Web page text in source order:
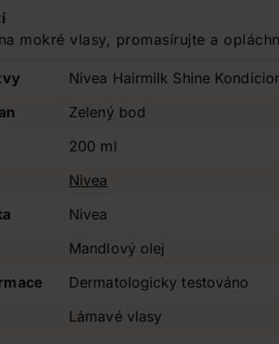
mokré vlasy, promasírujte a
Nivea Hairmilk Shine
Zelený bod
200 ml
Nivea
Nivea
Mandlový olej
Dermatologicky testováno
Lámavé vlasy